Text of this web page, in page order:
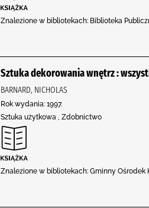
Znalezione w bibliotekach: Biblioteka
Sztuka dekorowania wnętrz :
BARNARD, NICHOLAS
Rok wydania: 1997.
Sztuka użytkowa , Zdobnictwo
Znalezione w bibliotekach: Gminny